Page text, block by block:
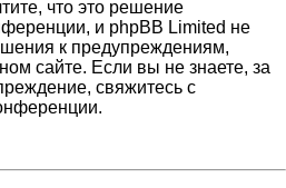
что это решение
и phpBB Limited не
к предупреждениям,
сайте. Если вы не знаете, за
свяжитесь с